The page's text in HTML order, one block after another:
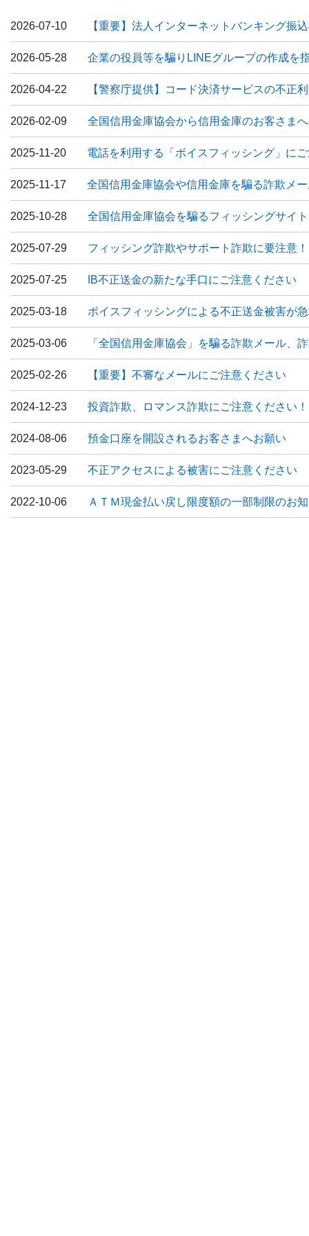
2026-07-10 【重要】法人インターネットバンキング振
2026-05-28 企業の役員等を騙りLINEグループの作成を
2026-04-22 【警察庁提供】コード決済サービスの不正
2026-02-09 全国信用金庫協会から信用金庫のお客さま
2025-11-20 電話を利用する「ボイスフィッシング」に
2025-11-17 全国信用金庫協会や信用金庫を騙る詐欺メ
2025-10-28 全国信用金庫協会を騙るフィッシングサイ
2025-07-29 フィッシング詐欺やサポート詐欺に要注意！
2025-07-25 IB不正送金の新たな手口にご注意ください
2025-03-18 ボイスフィッシングによる不正送金被害が
2025-03-06 「全国信用金庫協会」を騙る詐欺メール、
2025-02-26 【重要】不審なメールにご注意ください
2024-12-23 投資詐欺、ロマンス詐欺にご注意ください！
2024-08-06 預金口座を開設されるお客さまへお願い
2023-05-29 不正アクセスによる被害にご注意ください
2022-10-06 ＡＴＭ現金払い戻し限度額の一部制限のお